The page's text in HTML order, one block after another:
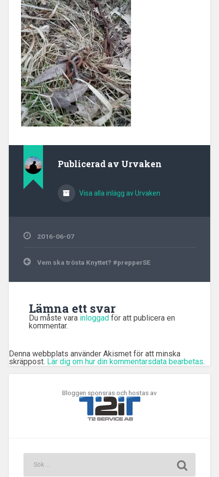
Publicerad av Urvaken
Visa alla inlägg av Urvaken
2016-06-07
Inläggsnavigering
Vem ska trösta Knyttet? #prepperSE
Lämna ett svar
Du måste vara inloggad för att publicera en
kommentar.
Denna webbplats använder Akismet för att minska
skräppost. Lär dig om hur din kommentarsdata bearbetas.
Bloggen sponsras och hostas av